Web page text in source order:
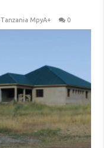
,Tanzania MpyA+ 0